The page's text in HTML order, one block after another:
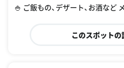
🍚 ご飯もの、デザート、お酒など
このスポットの